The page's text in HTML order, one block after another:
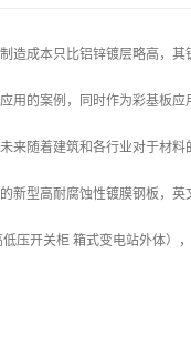
造成本只比铝锌镀层略高，
用的案例，同时作为彩基板
来随着建筑和各行业对于材
型高耐腐蚀性镀膜钢板，
压开关柜 箱式变电站外体）